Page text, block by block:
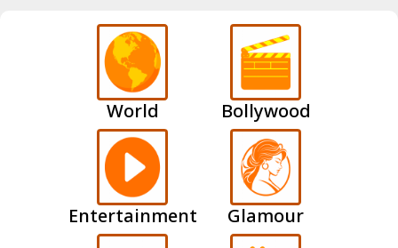
World Bollywood
Entertainment Glamour